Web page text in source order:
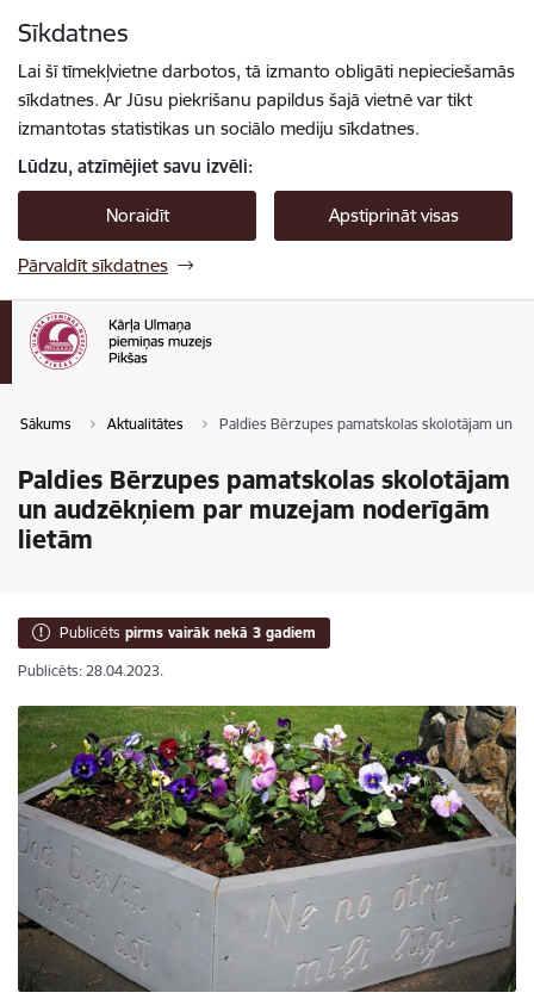
Sīkdatnes
Lai šī tīmekļvietne darbotos, tā izmanto obligāti nepieciešamās
sīkdatnes. Ar Jūsu piekrišanu papildus šajā vietnē var tikt
izmantotas statistikas un sociālo mediju sīkdatnes.
Lūdzu, atzīmējiet savu izvēli:
Noraidīt Apstiprināt visas
Pārvaldīt sīkdatnes
Sākums Aktualitātes Paldies Bērzupes pamatskolas skolotājam un
Paldies Bērzupes pamatskolas skolotājam
un audzēkņiem par muzejam noderīgām
lietām
Publicēts pirms vairāk nekā 3 gadiem
Publicēts: 28.04.2023.